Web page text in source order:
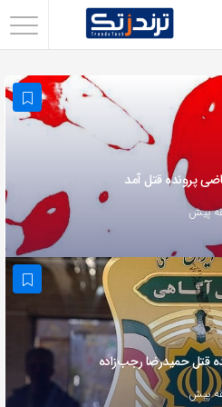
پرونده قتل آمد
قتل حمیدرضا رجب‌زاده